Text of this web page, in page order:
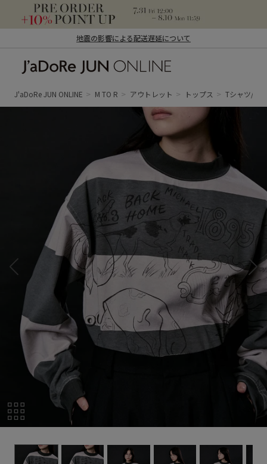
地震の影響による配送遅延について
ン オンライン）
J'aDoRe JUN ONLINE M TO R アウトレット トップス Tシャツ/カ